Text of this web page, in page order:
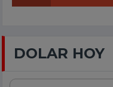
DOLAR HOY